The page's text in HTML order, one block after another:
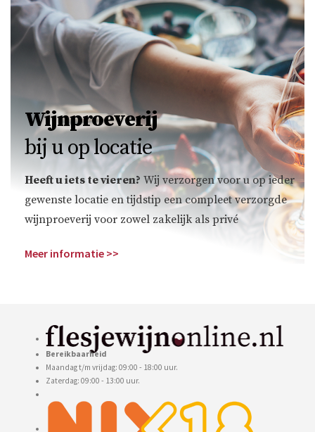
Wijnproeverij
bij u op locatie
Heeft u iets te vieren? Wij verzorgen voor u op ieder
gewenste locatie en tijdstip een compleet verzorgde
wijnproeverij voor zowel zakelijk als privé
Meer informatie >>
Bereikbaarheid
Maandag t/m vrijdag: 09:00 - 18:00 uur.
Zaterdag: 09:00 - 13:00 uur.